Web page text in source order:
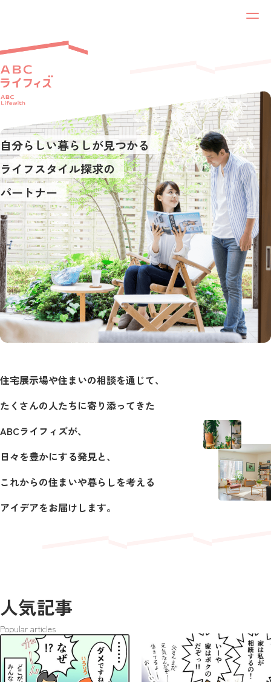
自分らしい暮らしが見つかる
ライフスタイル探求の
パートナー
住宅展示場や住まいの相談を通じて、
たくさんの人たちに寄り添ってきた
ABCライフィズが、
日々を豊かにする発見と、
これからの住まいや暮らしを考える
アイデアをお届けします。
人気記事
Popular articles